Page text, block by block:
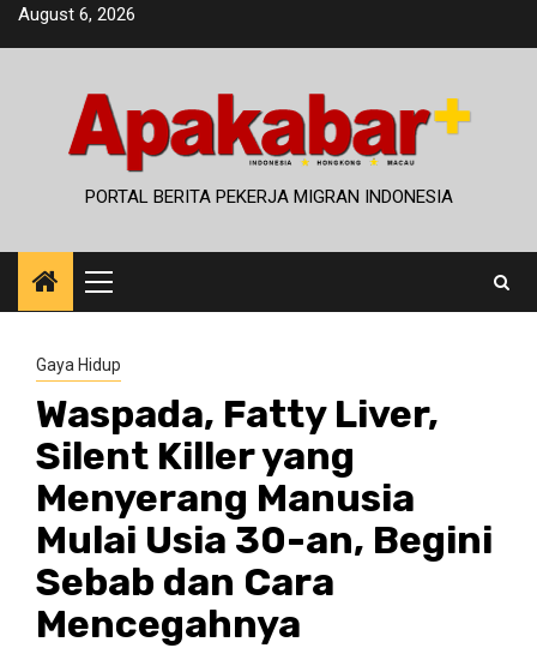
SkipAugust 6, 2026
PORTAL BERITA PEKERJA MIGRAN INDONESIA
Primary
Menu
Gaya Hidup
Waspada, Fatty Liver,
Silent Killer yang
Menyerang Manusia
Mulai Usia 30-an, Begini
Sebab dan Cara
Mencegahnya